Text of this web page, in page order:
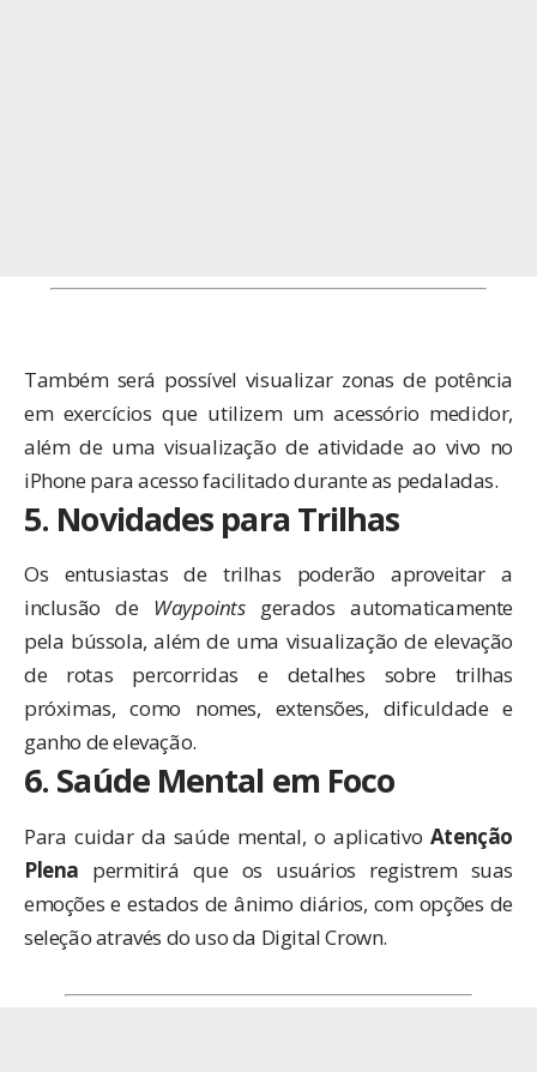
Também será possível visualizar zonas de potência
em exercícios que utilizem um acessório medidor,
além de uma visualização de atividade ao vivo no
iPhone para acesso facilitado durante as pedaladas.
5. Novidades para Trilhas
Os entusiastas de trilhas poderão aproveitar a
inclusão de Waypointsgerados automaticamente
pela bússola, além de uma visualização de elevação
de rotas percorridas e detalhes sobre trilhas
próximas, como nomes, extensões, dificuldade e
ganho de elevação.
6. Saúde Mental em Foco
Para cuidar da saúde mental, o aplicativo Atenção
Plena permitirá que os usuários registrem suas
emoções e estados de ânimo diários, com opções de
seleção através do uso da Digital Crown.